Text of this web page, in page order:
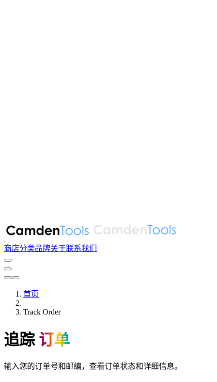
商店分类品牌关于联系我们
首页
Track Order
追踪 订单
输入您的订单号和邮编，查看订单状态和详细信息。